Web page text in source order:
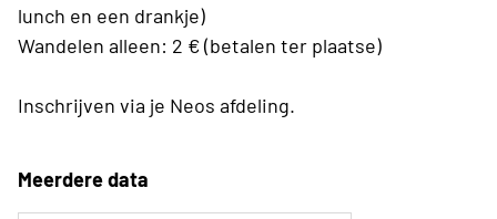
lunch en een drankje)
Wandelen alleen: 2 € (betalen ter plaatse)
Inschrijven via je Neos afdeling.
Meerdere data